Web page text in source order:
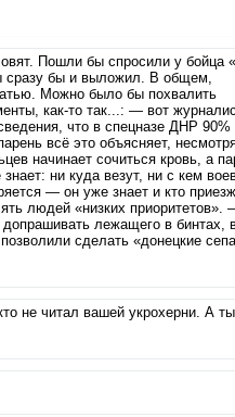
Пошли бы спросили у бойца
сразу бы и выложил. В общем,
Можно было бы похвалить
как-то так...: — вот
что в спецназе ДНР
всё это объясняет,
начинает сочиться кровь, а
ни куда везут, ни с кем
— он уже знает и кто
людей «низких приоритетов».
лежащего в бинтах,
сделать «донецкие
не читал вашей укрохерни. А